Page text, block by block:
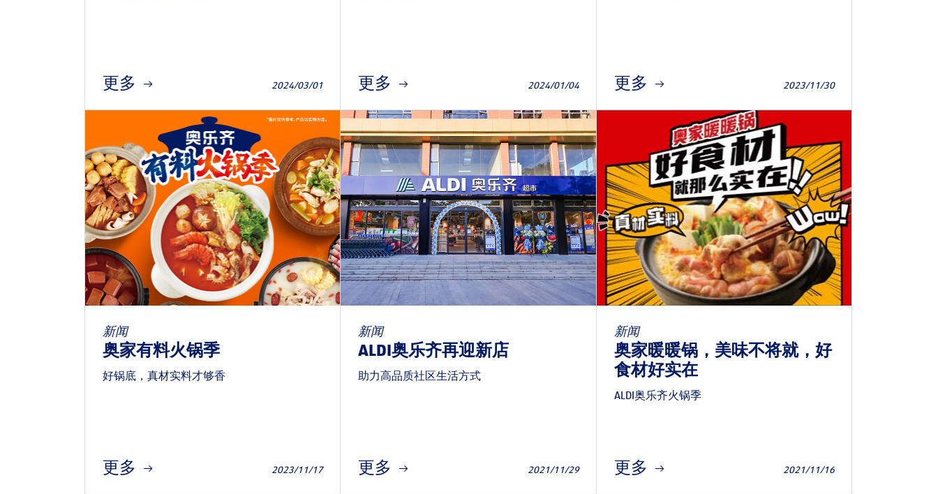
2024/03/01
更多 2024/01/04
更多 2023/11/30
更多
新闻
奥家有料火锅季
好锅底，真材实料才够香
2023/11/17
更多
新闻
ALDI奥乐齐再迎新店
助力高品质社区生活方式
2021/11/29
更多
新闻
奥家暖暖锅，美味不将就，好
食材好实在
ALDI奥乐齐火锅季
2021/11/16
更多